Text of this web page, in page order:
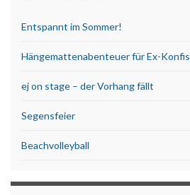
Entspannt im Sommer!
Hängemattenabenteuer für Ex-Konfis
ej on stage – der Vorhang fällt
Segensfeier
Beachvolleyball